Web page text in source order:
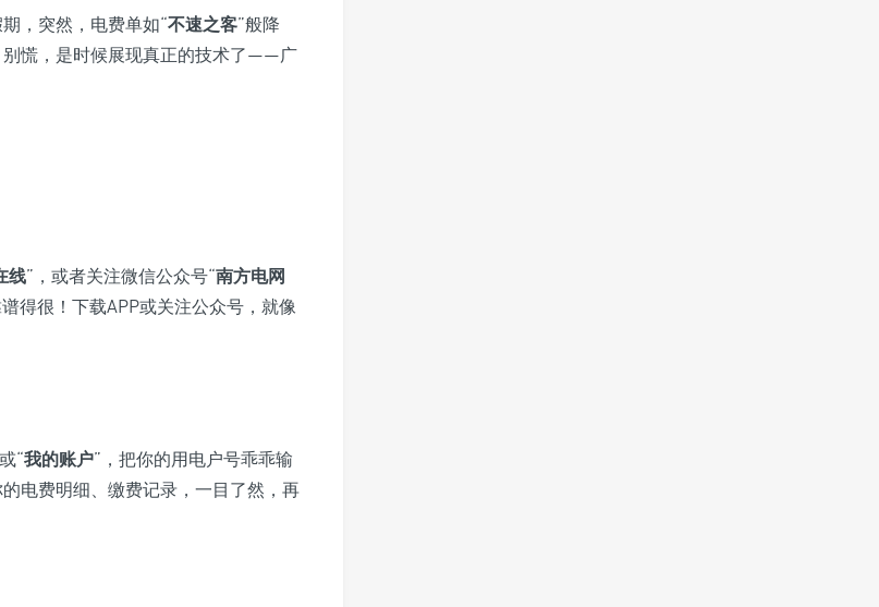
，突然，电费单如“不速之客”般降
别慌，是时候展现真正的技术了——广
线”，或者关注微信公众号“南方电网
得很！下载APP或关注公众号，就像
“我的账户”，把你的用电户号乖乖输
电费明细、缴费记录，一目了然，再